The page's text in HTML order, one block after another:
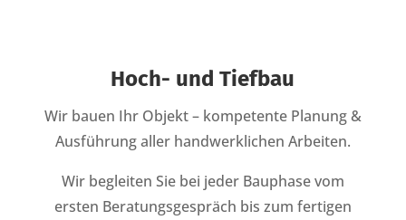
Hoch- und Tiefbau
Wir bauen Ihr Objekt – kompetente Planung &
Ausführung aller handwerklichen Arbeiten.
Wir begleiten Sie bei jeder Bauphase vom
ersten Beratungsgespräch bis zum fertigen